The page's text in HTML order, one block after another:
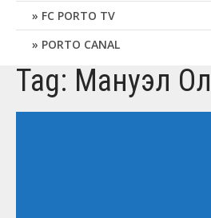
FC PORTO TV
PORTO CANAL
Tag: Мануэл